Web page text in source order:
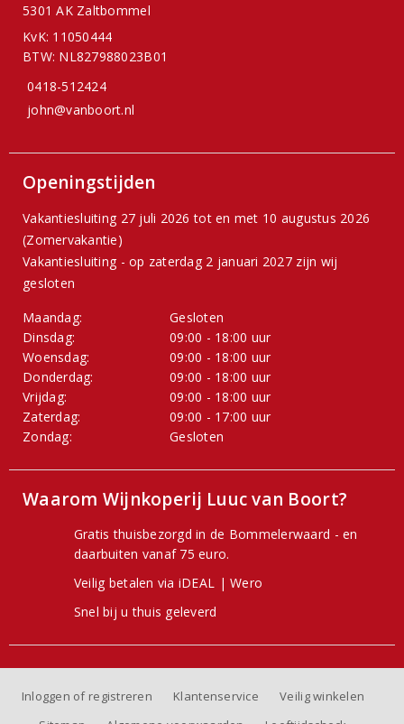
5301 AK Zaltbommel
KvK: 11050444
BTW: NL827988023B01
0418-512424
john@vanboort.nl
Openingstijden
Vakantiesluiting 27 juli 2026 tot en met 10 augustus 2026
(Zomervakantie)
Vakantiesluiting - op zaterdag 2 januari 2027 zijn wij
gesloten
Maandag:
Gesloten
Dinsdag:
09:00 - 18:00 uur
Woensdag:
09:00 - 18:00 uur
Donderdag:
09:00 - 18:00 uur
Vrijdag:
09:00 - 18:00 uur
Zaterdag:
09:00 - 17:00 uur
Zondag:
Gesloten
Waarom Wijnkoperij Luuc van Boort?
Gratis thuisbezorgd in de Bommelerwaard - en
daarbuiten vanaf 75 euro.
Veilig betalen via iDEAL | Wero
Snel bij u thuis geleverd
Inloggen of registreren Klantenservice
Veilig winkelen